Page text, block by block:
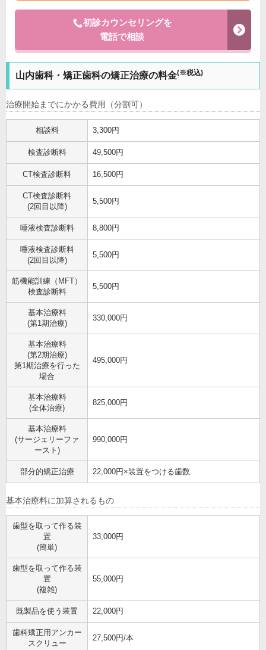
初診カウンセリングを
電話で相談
山内歯科・矯正歯科の矯正治療の料金(※税込)
治療開始までにかかる費用（分割可）
相談料 3,300円
検査診断料 49,500円
CT検査診断料 16,500円
CT検査診断料
(2回目以降)
5,500円
唾液検査診断料 8,800円
唾液検査診断料
(2回目以降)
5,500円
筋機能訓練（MFT）
検査診断料
5,500円
基本治療料
(第1期治療)
330,000円
基本治療料
(第2期治療)
第1期治療を行った
場合
495,000円
基本治療料
(全体治療)
825,000円
基本治療料
(サージェリーファ
ースト)
990,000円
部分的矯正治療 22,000円×装置をつける歯数
基本治療料に加算されるもの
歯型を取って作る装
置
(簡単)
33,000円
歯型を取って作る装
置
(複雑)
55,000円
既製品を使う装置 22,000円
歯科矯正用アンカー
スクリュー
27,500円/本